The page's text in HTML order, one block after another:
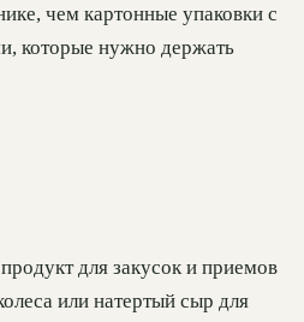
чем картонные упаковки с
которые нужно держать
для закусок и приемов
или натертый сыр для